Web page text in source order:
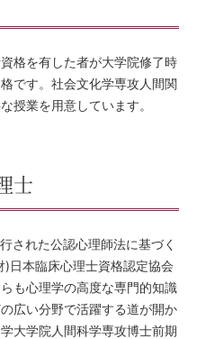
格を有した者が大学院修了時
です。社会文化学専攻人間関
授業を用意しています。
士
された公認心理師法に基づく
日本臨床心理士資格認定協会
も心理学の高度な専門的知識
広い分野で活躍する道が開か
大学院人間科学専攻博士前期